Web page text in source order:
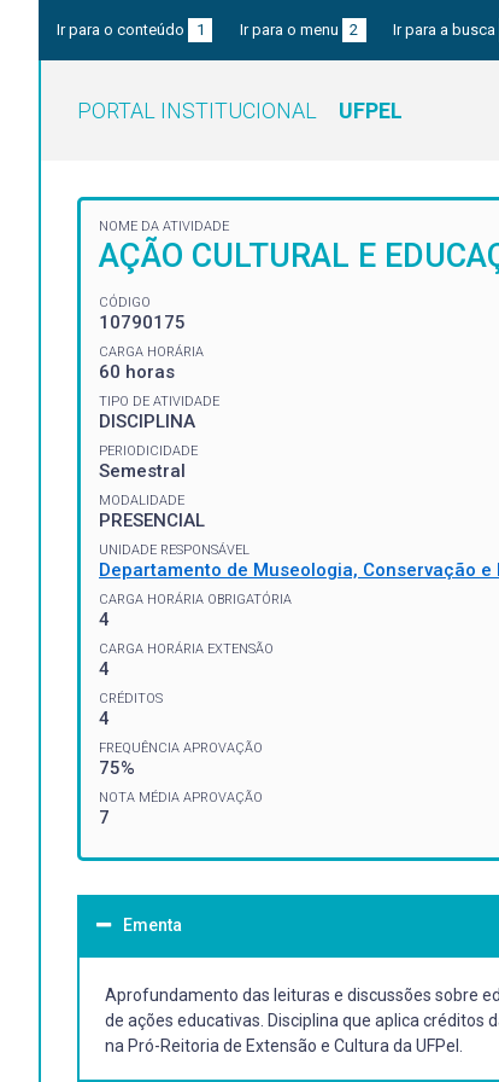
Ir para o conteúdo 1 Ir para o menu 2 Ir para a busca
PORTAL INSTITUCIONAL UFPEL
NOME DA ATIVIDADE
AÇÃO CULTURAL E
CÓDIGO
10790175
CARGA HORÁRIA
60 horas
TIPO DE ATIVIDADE
DISCIPLINA
PERIODICIDADE
Semestral
MODALIDADE
PRESENCIAL
UNIDADE RESPONSÁVEL
Departamento de Museologia, Conservação e
CARGA HORÁRIA OBRIGATÓRIA
4
CARGA HORÁRIA EXTENSÃO
4
CRÉDITOS
4
FREQUÊNCIA APROVAÇÃO
75%
NOTA MÉDIA APROVAÇÃO
7
Ementa
Aprofundamento das leituras e discussões sobre
de ações educativas. Disciplina que aplica
na Pró-Reitoria de Extensão e Cultura da UFPel.